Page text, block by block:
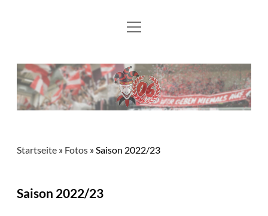
Aktuelles
Mitglied werden
Kontakt und Links
Menü
Startseite » Fotos »Saison 2022/23
Saison 2022/23